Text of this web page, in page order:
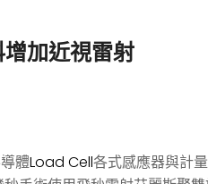
加近視雷射
體Load Cell各式感應器與計